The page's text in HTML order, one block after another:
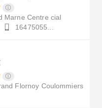
Marne Centre cial
16475055...
Flornoy Coulommiers